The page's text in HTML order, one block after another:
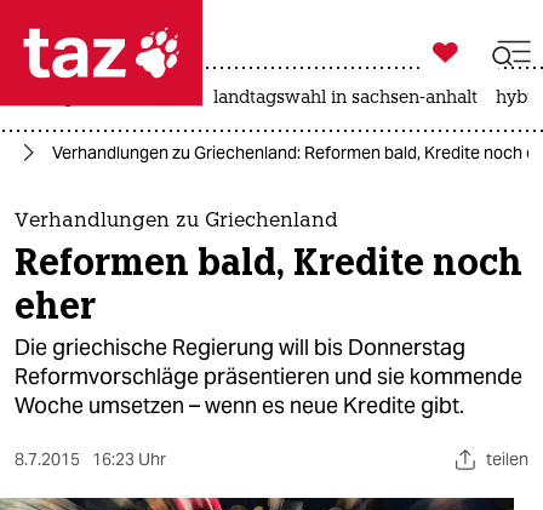
 taz zahl ich
taz zahl ich
themen
politik
öko
gesellschaft
sport

taz zahl ich
landtagswahl in sachsen-anhalt
Verhandlungen zu Griechenland: Reformen bald, Kredite noch
Verhandlungen zu Griechenland
Reformen bald, Kredite noch
eher
Die griechische Regierung will bis Donnerstag
Reformvorschläge präsentieren und sie kommende
Woche umsetzen – wenn es neue Kredite gibt.
8.7.2015 16:23 Uhr teilen